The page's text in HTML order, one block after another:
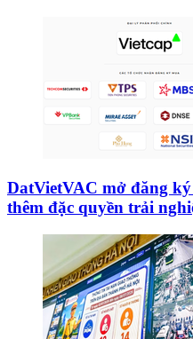
DatVietVAC mở đăng
thêm đặc quyền trải